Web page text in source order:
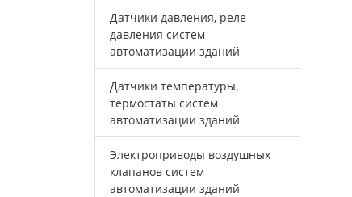
Датчики давления, реле
давления систем
автоматизации зданий
Датчики температуры,
термостаты систем
автоматизации зданий
Электроприводы воздушных
клапанов систем
автоматизации зданий